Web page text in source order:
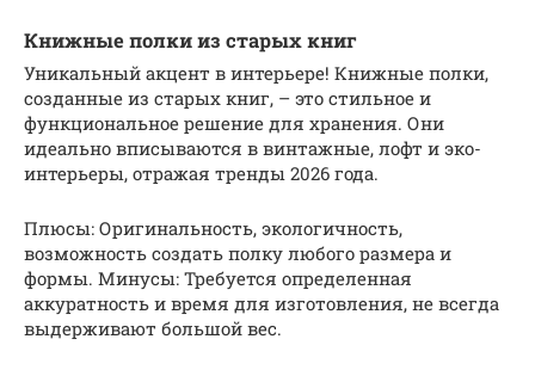
Книжные полки из старых книг
Уникальный акцент в интерьере! Книжные полки,
созданные из старых книг, – это стильное и
функциональное решение для хранения. Они
идеально вписываются в винтажные, лофт и эко-
интерьеры, отражая тренды 2026 года.
Плюсы: Оригинальность, экологичность,
возможность создать полку любого размера и
формы. Минусы: Требуется определенная
аккуратность и время для изготовления, не всегда
выдерживают большой вес.